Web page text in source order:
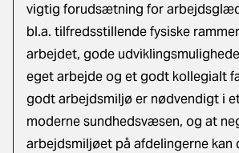
vigtig forudsætning for
bl.a. tilfredsstillende fysiske
arbejdet, gode
eget arbejde og et godt kollegialt
godt arbejdsmiljø er nødvendigt i
moderne sundhedsvæsen, og at
arbejdsmiljøet på afdelingerne kan